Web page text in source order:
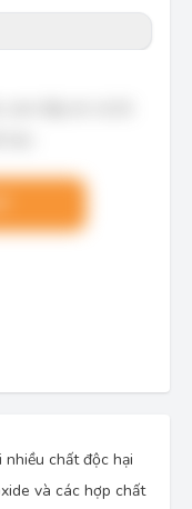
chất độc hại
và các hợp chất